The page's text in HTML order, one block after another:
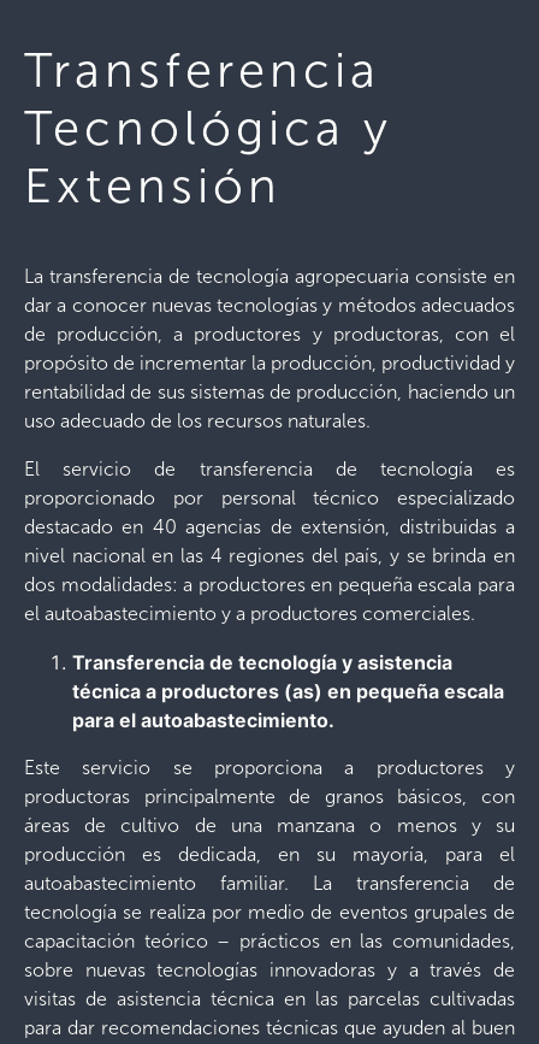
Transferencia
Tecnológica y
Extensión
La transferencia de tecnología agropecuaria consiste en
dar a conocer nuevas tecnologías y métodos adecuados
de producción, a productores y productoras, con el
propósito de incrementar la producción, productividad y
rentabilidad de sus sistemas de producción, haciendo un
uso adecuado de los recursos naturales.
El servicio de transferencia de tecnología es
proporcionado por personal técnico especializado
destacado en 40 agencias de extensión, distribuidas a
nivel nacional en las 4 regiones del país, y se brinda en
dos modalidades: a productores en pequeña escala para
el autoabastecimiento y a productores comerciales.
Transferencia de tecnología y asistencia
técnica a productores (as) en pequeña escala
para el autoabastecimiento.
Este servicio se proporciona a productores y
productoras principalmente de granos básicos, con
áreas de cultivo de una manzana o menos y su
producción es dedicada, en su mayoría, para el
autoabastecimiento familiar. La transferencia de
tecnología se realiza por medio de eventos grupales de
capacitación teórico – prácticos en las comunidades,
sobre nuevas tecnologías innovadoras y a través de
visitas de asistencia técnica en las parcelas cultivadas
para dar recomendaciones técnicas que ayuden al buen